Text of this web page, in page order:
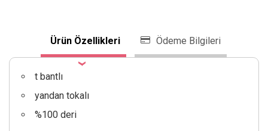
Ürün Özellikleri Ödeme Bilgileri
t bantlı
yandan tokalı
%100 deri